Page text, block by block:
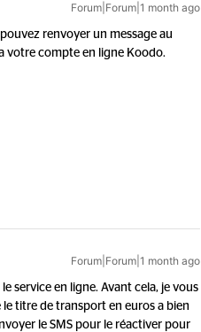
Forum|Forum|1 month ago
renvoyer un message au
votre compte en ligne Koodo.
Forum|Forum|1 month ago
service en ligne. Avant cela, je vous
titre de transport en euros a bien
le SMS pour le réactiver pour